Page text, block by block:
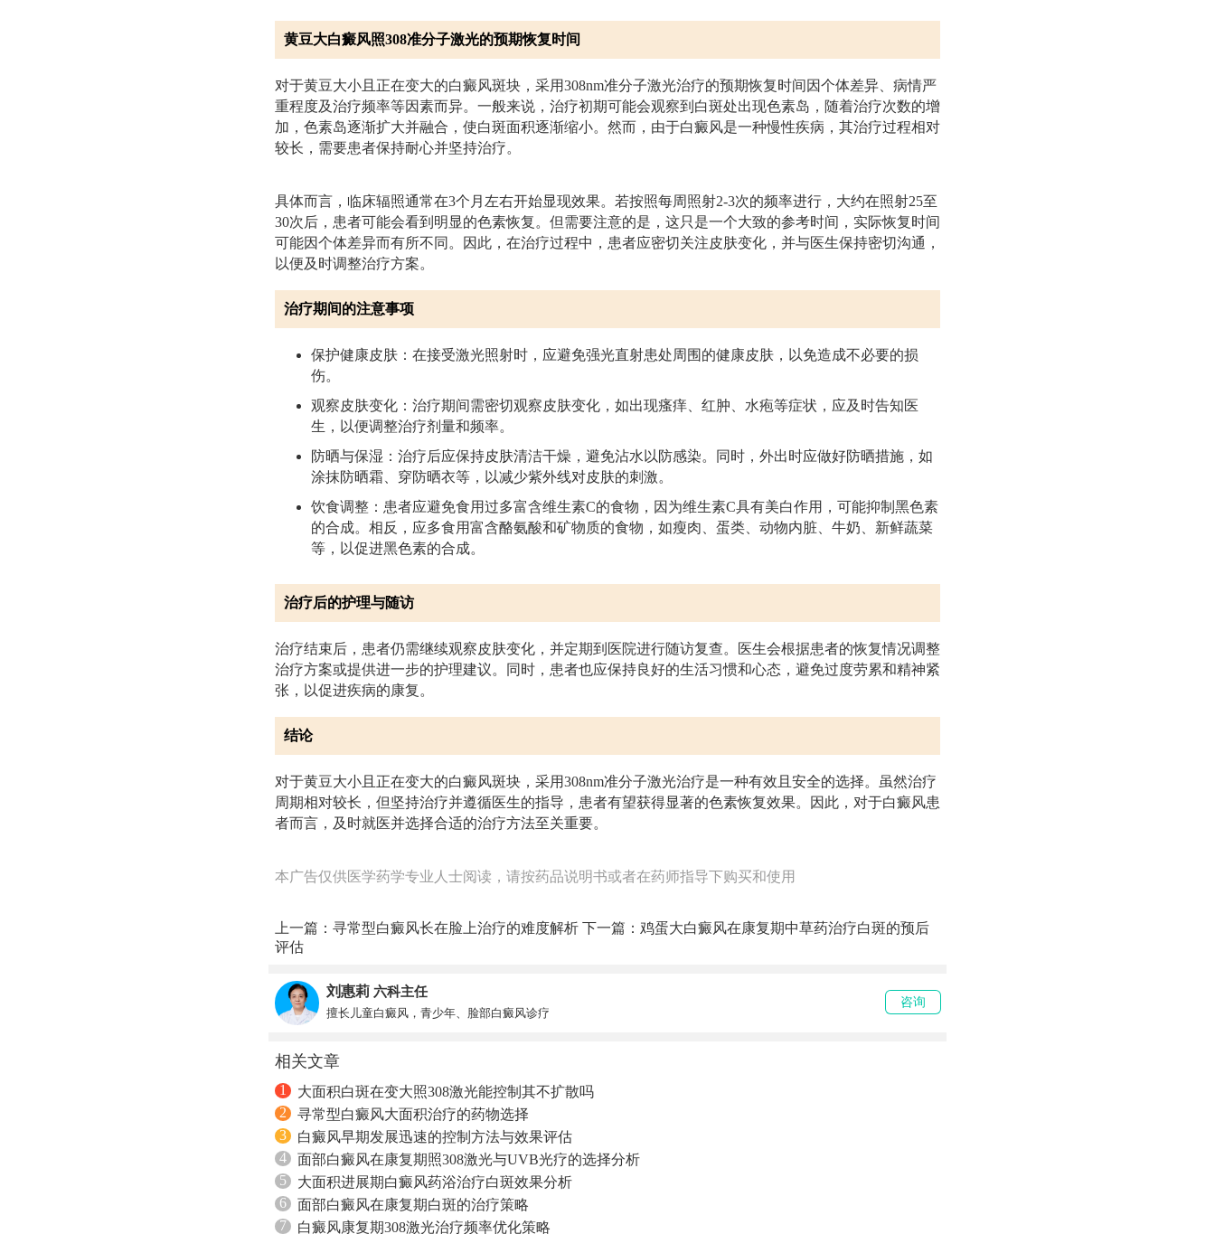
黄豆大白癜风照308准分子激光的预期恢复时间
对于黄豆大小且正在变大的白癜风斑块，采用308nm准分子激光治疗的预期恢复时间因个体差异、病情严
重程度及治疗频率等因素而异。一般来说，治疗初期可能会观察到白斑处出现色素岛，随着治疗次数的增
加，色素岛逐渐扩大并融合，使白斑面积逐渐缩小。然而，由于白癜风是一种慢性疾病，其治疗过程相对
较长，需要患者保持耐心并坚持治疗。
具体而言，临床辐照通常在3个月左右开始显现效果。若按照每周照射2-3次的频率进行，大约在照射25至
30次后，患者可能会看到明显的色素恢复。但需要注意的是，这只是一个大致的参考时间，实际恢复时间
可能因个体差异而有所不同。因此，在治疗过程中，患者应密切关注皮肤变化，并与医生保持密切沟通，
以便及时调整治疗方案。
治疗期间的注意事项
保护健康皮肤：在接受激光照射时，应避免强光直射患处周围的健康皮肤，以免造成不必要的损
伤。
观察皮肤变化：治疗期间需密切观察皮肤变化，如出现瘙痒、红肿、水疱等症状，应及时告知医
生，以便调整治疗剂量和频率。
防晒与保湿：治疗后应保持皮肤清洁干燥，避免沾水以防感染。同时，外出时应做好防晒措施，如
涂抹防晒霜、穿防晒衣等，以减少紫外线对皮肤的刺激。
饮食调整：患者应避免食用过多富含维生素C的食物，因为维生素C具有美白作用，可能抑制黑色素
的合成。相反，应多食用富含酪氨酸和矿物质的食物，如瘦肉、蛋类、动物内脏、牛奶、新鲜蔬菜
等，以促进黑色素的合成。
治疗后的护理与随访
治疗结束后，患者仍需继续观察皮肤变化，并定期到医院进行随访复查。医生会根据患者的恢复情况调整
治疗方案或提供进一步的护理建议。同时，患者也应保持良好的生活习惯和心态，避免过度劳累和精神紧
张，以促进疾病的康复。
结论
对于黄豆大小且正在变大的白癜风斑块，采用308nm准分子激光治疗是一种有效且安全的选择。虽然治疗
周期相对较长，但坚持治疗并遵循医生的指导，患者有望获得显著的色素恢复效果。因此，对于白癜风患
者而言，及时就医并选择合适的治疗方法至关重要。
本广告仅供医学药学专业人士阅读，请按药品说明书或者在药师指导下购买和使用
上一篇： 寻常型白癜风长在脸上治疗的难度解析 下一篇： 鸡蛋大白癜风在康复期中草药治疗白斑的预后
评估
刘惠莉 六科主任
擅长儿童白癜风，青少年、脸部白癜风诊疗
咨询
相关文章
1
大面积白斑在变大照308激光能控制其不扩散吗
2
寻常型白癜风大面积治疗的药物选择
3
白癜风早期发展迅速的控制方法与效果评估
4
面部白癜风在康复期照308激光与UVB光疗的选择分析
5
大面积进展期白癜风药浴治疗白斑效果分析
6
面部白癜风在康复期白斑的治疗策略
7
白癜风康复期308激光治疗频率优化策略